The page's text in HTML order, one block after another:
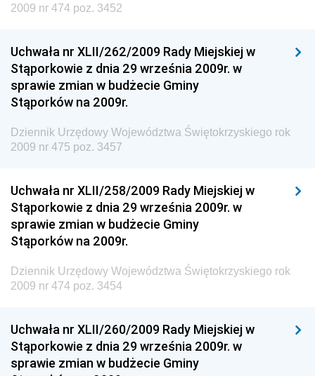
Dziennik Urzędowy Ministra Kultury, Dziedzictwa
Dziennik Urzędowy Ministra Rodziny i Polityki
Społecznej
Dziennik Urzędowy Komendy Głównej Straży
Granicznej
Dziennik Urzędowy Głównego Inspektoratu Transportu
Drogowego
Dziennik Urzędowy Komendy Głównej Policji
Dziennik Urzędowy Ministra Pracy i Polityki
Społecznej
Dziennik Urzędowy Ministra Transportu, Budownictwa
i Gospodarki Morskiej
Dziennik Urzędowy Ministra Spraw Zagranicznych
Dziennik Urzędowy Centralnego Biura
Antykorupcyjnego
2009 nr 474 poz. 3452
Uchwała nr XLII/262/2009 Rady Miejskiej w
Stąporkowie z dnia 29 września 2009r. w
sprawie zmian w budżecie Gminy
Stąporków na 2009r.
Dziennik Urzędowy Województwa Świętokrzyskiego rok
2009 nr 475 poz. 3457
Uchwała nr XLII/258/2009 Rady Miejskiej w
Stąporkowie z dnia 29 września 2009r. w
sprawie zmian w budżecie Gminy
Stąporków na 2009r.
Dziennik Urzędowy Województwa Świętokrzyskiego rok
2009 nr 474 poz. 3454
Uchwała nr XLII/260/2009 Rady Miejskiej w
Stąporkowie z dnia 29 września 2009r. w
sprawie zmian w budżecie Gminy